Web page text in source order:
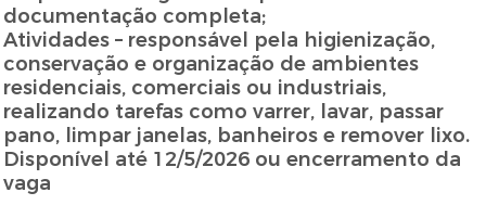
documentação completa;
Atividades – responsável pela higienização,
conservação e organização de ambientes
residenciais, comerciais ou industriais,
realizando tarefas como varrer, lavar, passar
pano, limpar janelas, banheiros e remover lixo.
Disponível até 12/5/2026 ou encerramento da
vaga